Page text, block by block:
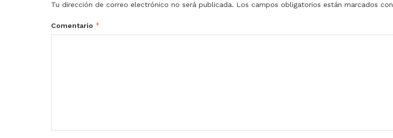
Tu dirección de correo electrónico no será publicada. Los campos obligatorios están marcados con
Comentario *